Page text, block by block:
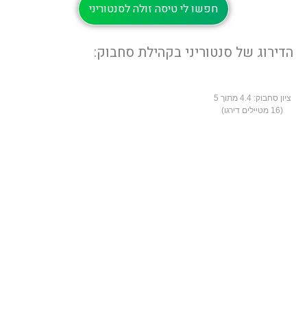
חפשו לי טיסה זולה לסנטוריני
הדירוג של סנטוריני בקהילת סחבוק:
ציון סחבוק:4.4
מתוך 5
(
16 מטיילים דירגו)